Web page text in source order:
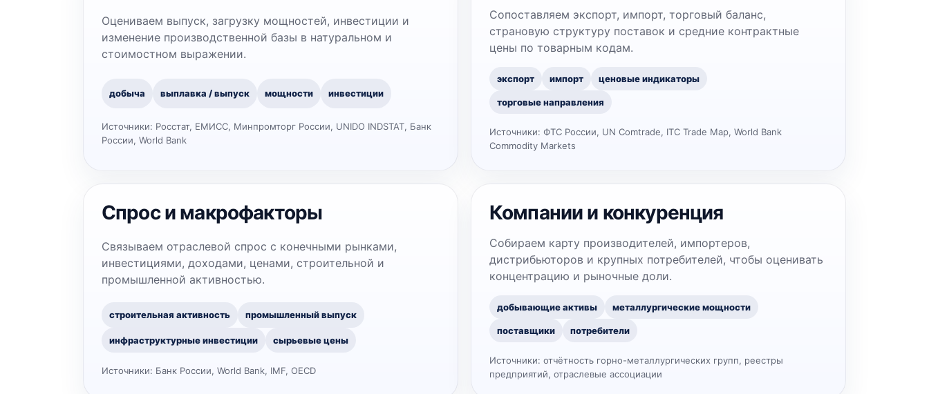
Оцениваем выпуск, загрузку мощностей, инвестиции и
изменение производственной базы в натуральном и
стоимостном выражении.
добыча выплавка / выпуск мощности инвестиции
Источники: Росстат, ЕМИСС, Минпромторг России, UNIDO INDSTAT, Банк
России, World Bank
Сопоставляем экспорт, импорт, торговый баланс,
страновую структуру поставок и средние контрактные
цены по товарным кодам.
экспорт импорт ценовые индикаторы
торговые направления
Источники: ФТС России, UN Comtrade, ITC Trade Map, World Bank
Commodity Markets
Спрос и макрофакторы
Связываем отраслевой спрос с конечными рынками,
инвестициями, доходами, ценами, строительной и
промышленной активностью.
строительная активность промышленный выпуск
инфраструктурные инвестиции сырьевые цены
Источники: Банк России, World Bank, IMF, OECD
Компании и конкуренция
Собираем карту производителей, импортеров,
дистрибьюторов и крупных потребителей, чтобы оценивать
концентрацию и рыночные доли.
добывающие активы металлургические мощности
поставщики потребители
Источники: отчётность горно-металлургических групп, реестры
предприятий, отраслевые ассоциации